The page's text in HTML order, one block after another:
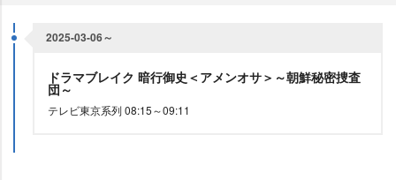
2025-03-06～
ドラマブレイク 暗行御史＜アメンオサ＞～朝鮮秘密捜査
団～
テレビ東京系列 08:15～09:11